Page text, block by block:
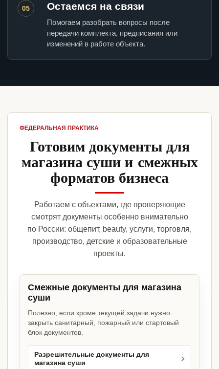
05 Остаемся на связи
Помогаем разобрать вопросы после
передачи комплекта, предписания или
изменений в работе объекта.
ФЕДЕРАЛЬНАЯ ПРАКТИКА
Готовим документы для
магазина суши и смежных
форматов бизнеса
Работаем с объектами, где проверяющие
смотрят документы особенно внимательно
по России: общепит, beauty, услуги, торговля,
производство, детские и образовательные
проекты.
Смежные документы для магазина
суши
Полезно, если кроме текущей задачи нужно
закрыть санитарный, пожарный или стартовый
блок документов.
Разрешительные документы для
магазина суши